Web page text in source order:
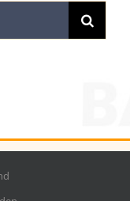
Bonn | Tel.: